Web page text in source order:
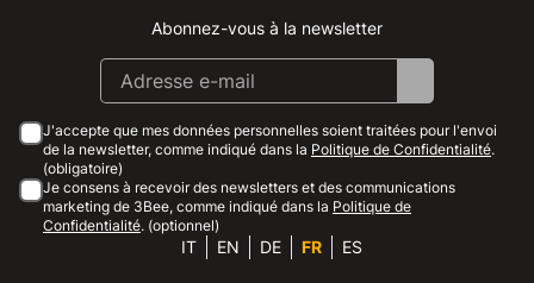
Instagram
Facebook
Linkedin
Youtube
Abonnez-vous à la newsletter
J'accepte que mes données personnelles soient traitées pour l'envoi
de la newsletter, comme indiqué dans la Politique de Confidentialité.
(obligatoire)
Je consens à recevoir des newsletters et des communications
marketing de 3Bee, comme indiqué dans la Politique de
Confidentialité. (optionnel)
IT EN DE FR ES